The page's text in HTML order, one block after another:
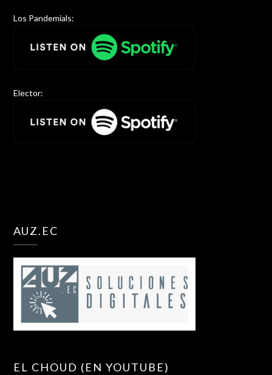
Los Pandemials:
Elector:
AUZ.EC
EL CHOUD (EN YOUTUBE)